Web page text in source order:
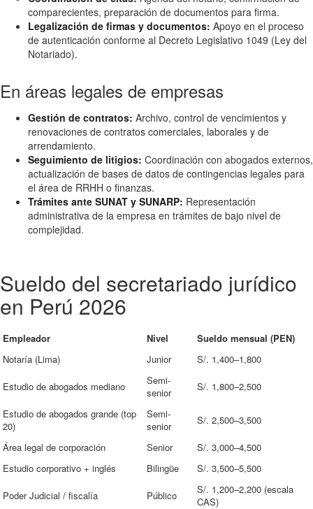
comparecientes, preparación de documentos para firma.
Legalización de firmas y documentos: Apoyo en el proceso
de autenticación conforme al Decreto Legislativo 1049 (Ley del
Notariado).
En áreas legales de empresas
Gestión de contratos: Archivo, control de vencimientos y
renovaciones de contratos comerciales, laborales y de
arrendamiento.
Seguimiento de litigios: Coordinación con abogados externos,
actualización de bases de datos de contingencias legales para
el área de RRHH o finanzas.
Trámites ante SUNAT y SUNARP: Representación
administrativa de la empresa en trámites de bajo nivel de
complejidad.
Sueldo del secretariado jurídico
en Perú 2026
Empleador Nivel
Sueldo mensual (PEN)
Notaría (Lima)
Junior S/. 1,400–1,800
Estudio de abogados mediano
Semi-
senior
S/. 1,800–2,500
Estudio de abogados grande (top
20)
Semi-
senior
S/. 2,500–3,500
Área legal de corporación Senior
S/. 3,000–4,500
Estudio corporativo + inglés
Bilingüe S/. 3,500–5,500
Poder Judicial / fiscalía Público
S/. 1,200–2,200 (escala
CAS)